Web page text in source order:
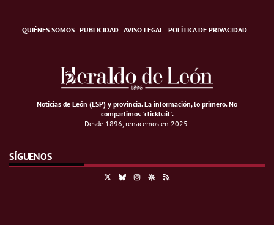
QUIÉNES SOMOS PUBLICIDAD AVISO LEGAL POLÍTICA DE PRIVACIDAD
Noticias de León (ESP) y provincia. La información, lo primero.No
compartimos "clickbait".
Desde 1896, renacemos en 2025.
SÍGUENOS
BlueskyInstagramGoogle Discover